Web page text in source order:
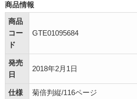
商品情報
商品
コー
ド
GTE01095684
発売
日
2018年2月1日
仕様 菊倍判縦/116ページ